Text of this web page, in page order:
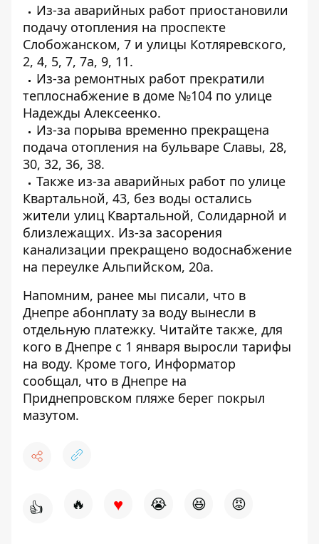
Из-за аварийных работ приостановили
подачу отопления на проспекте
Слобожанском, 7 и улицы Котляревского,
2, 4, 5, 7, 7а, 9, 11.
Из-за ремонтных работ прекратили
теплоснабжение в доме №104 по улице
Надежды Алексеенко.
Из-за порыва временно прекращена
подача отопления на бульваре Славы, 28,
30, 32, 36, 38.
Также из-за аварийных работ по улице
Квартальной, 43, без воды остались
жители улиц Квартальной, Солидарной и
близлежащих. Из-за засорения
канализации прекращено водоснабжение
на переулке Альпийском, 20а.
Напомним, ранее мы писали, что в
Днепре абонплату за воду вынесли в
отдельную платежку. Читайте также, для
кого в Днепре с 1 января выросли тарифы
на воду. Кроме того, Информатор
сообщал, что в Днепре на
Приднепровском пляже берег покрыл
мазутом.
👍 🔥 ♥ 😭 😆 😡